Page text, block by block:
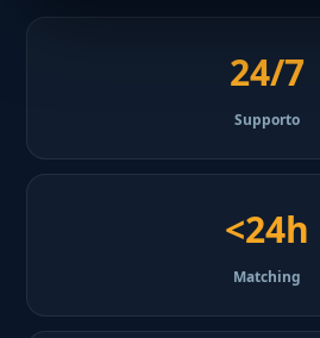
24/7
Supporto
<24h
Matching